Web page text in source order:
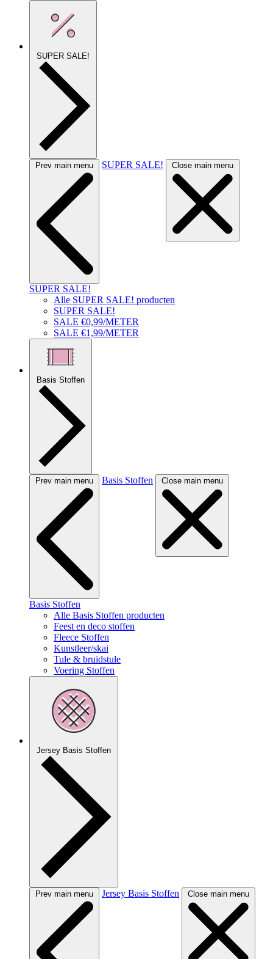
SUPER SALE!
Prev main menu SUPER SALE! Close main menu
SUPER SALE!
Alle SUPER SALE! producten
SUPER SALE!
SALE €0,99/METER
SALE €1,99/METER
Basis Stoffen
Prev main menu Basis Stoffen Close main menu
Basis Stoffen
Alle Basis Stoffen producten
Feest en deco stoffen
Fleece Stoffen
Kunstleer/skai
Tule & bruidstule
Voering Stoffen
Jersey Basis Stoffen
Prev main menu Jersey Basis Stoffen Close main menu